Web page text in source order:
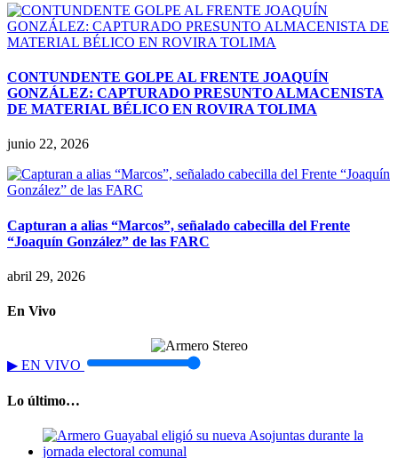
CONTUNDENTE GOLPE AL FRENTE JOAQUÍN
GONZÁLEZ: CAPTURADO PRESUNTO ALMACENISTA
DE MATERIAL BÉLICO EN ROVIRA TOLIMA
junio 22, 2026
Capturan a alias “Marcos”, señalado cabecilla del Frente
“Joaquín González” de las FARC
abril 29, 2026
En Vivo
▶ EN VIVO
Lo último…